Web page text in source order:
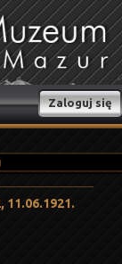
Zaloguj się
11.06.1921.